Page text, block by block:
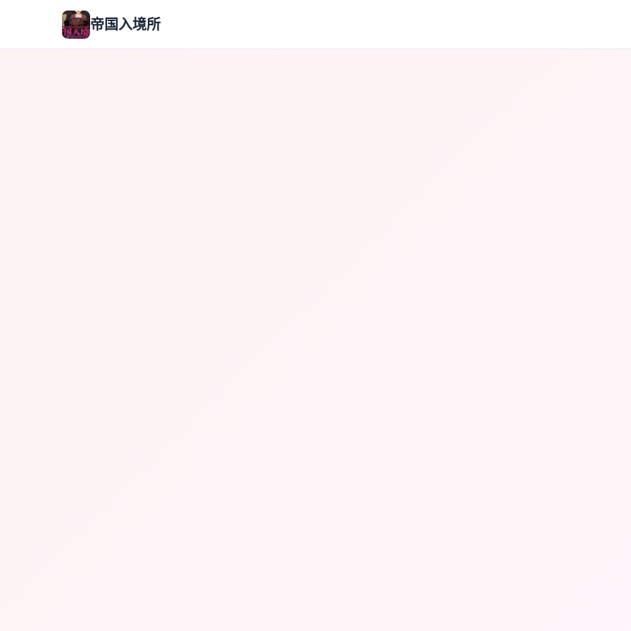
帝国入境所